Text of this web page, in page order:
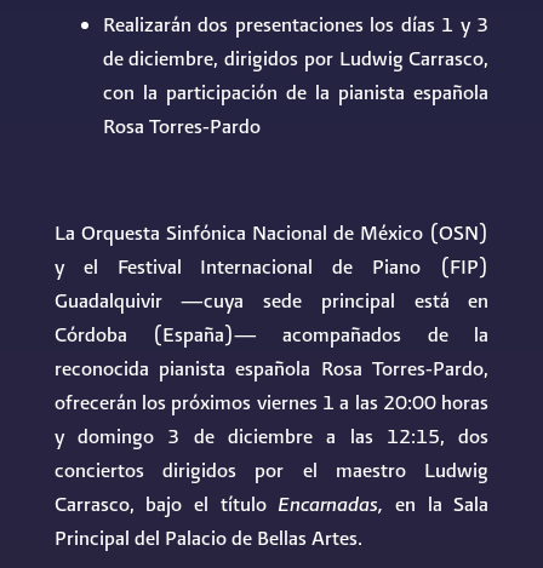
Realizarán dos presentaciones los días 1 y 3
de diciembre, dirigidos por Ludwig Carrasco,
con la participación de la pianista española
Rosa Torres-Pardo
La Orquesta Sinfónica Nacional de México (OSN)
y el Festival Internacional de Piano (FIP)
Guadalquivir —cuya sede principal está en
Córdoba (España)— acompañados de la
reconocida pianista española Rosa Torres-Pardo,
ofrecerán los próximos viernes 1 a las 20:00 horas
y domingo 3 de diciembre a las 12:15, dos
conciertos dirigidos por el maestro Ludwig
Carrasco, bajo el título Encarnadas, en la Sala
Principal del Palacio de Bellas Artes.